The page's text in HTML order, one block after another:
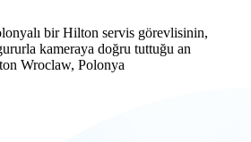
Wroclaw, Polonya